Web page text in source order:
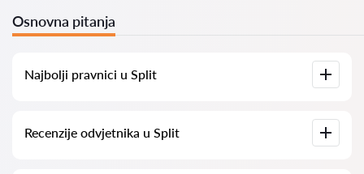
Osnovna pitanja
Najbolji pravnici u Split
informacijama. Cijene, recenzije, telefonski brojevi i adrese.
Recenzije odvjetnika u Split